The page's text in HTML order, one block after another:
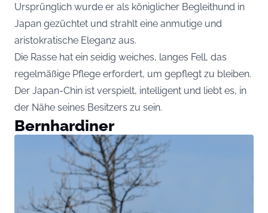
Ursprünglich wurde er als königlicher Begleithund in
Japan gezüchtet und strahlt eine anmutige und
aristokratische Eleganz aus.
Die Rasse hat ein seidig weiches, langes Fell, das
regelmäßige Pflege erfordert, um gepflegt zu bleiben.
Der Japan-Chin ist verspielt, intelligent und liebt es, in
der Nähe seines Besitzers zu sein.
Bernhardiner